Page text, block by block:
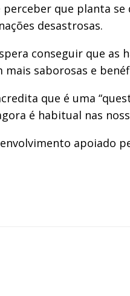
que planta
desastrosas.
conseguir que as
saborosas e
que é uma
é habitual nas
apoiado